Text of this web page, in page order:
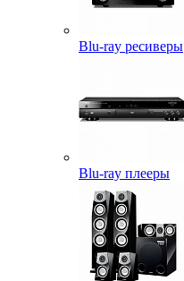
Blu-ray ресиверы
Blu-ray плееры